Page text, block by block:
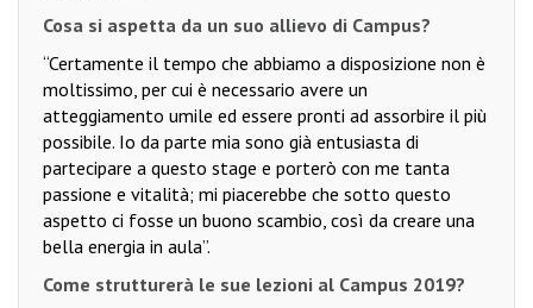
Cosa si aspetta da un suo allievo di Campus?
“Certamente il tempo che abbiamo a disposizione non è
moltissimo, per cui è necessario avere un
atteggiamento umile ed essere pronti ad assorbire il più
possibile. Io da parte mia sono già entusiasta di
partecipare a questo stage e porterò con me tanta
passione e vitalità; mi piacerebbe che sotto questo
aspetto ci fosse un buono scambio, così da creare una
bella energia in aula”.
Come strutturerà le sue lezioni al Campus 2019?